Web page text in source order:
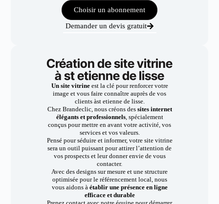
Choisir un abonnement
Demander un devis gratuit
Création de site vitrine
à st etienne de lisse
Un site vitrineest la clé pour renforcer votre
image et vous faire connaître auprès de vos
clients àst etienne de lisse.
Chez Brandeclic, nous créons dessites internet
élégants et professionnels, spécialement
conçus pour mettre en avant votre activité, vos
services et vos valeurs.
Pensé pour séduire et informer, votre site vitrine
sera un outil puissant pour attirer l’attention de
vos prospects et leur donner envie de vous
contacter.
Avec des designs sur mesure et une structure
optimisée pour le référencement local, nous
vous aidons à établir une présence en ligne
efficace et durable